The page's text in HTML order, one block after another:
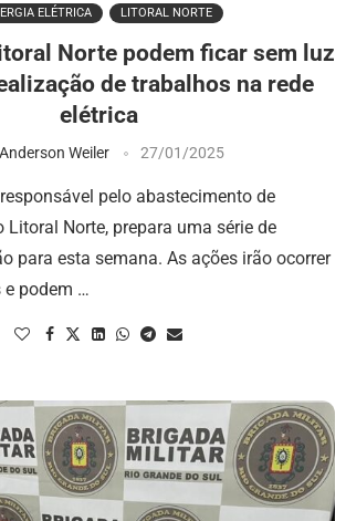
ELÉTRICA LITORAL NORTE
Norte podem ficar sem luz
de trabalhos na rede
elétrica
Anderson Weiler 27/01/2025
pelo abastecimento de
Litoral Norte, prepara uma série de
para esta semana. As ações irão ocorrer
podem …